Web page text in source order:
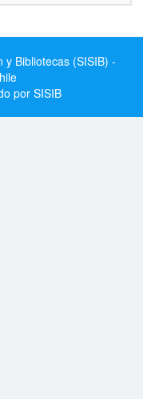
y Bibliotecas (SISIB) -
por SISIB